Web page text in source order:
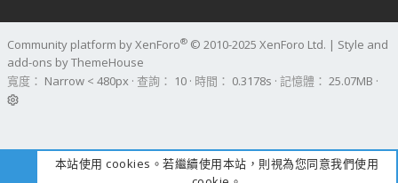
Community platform by XenForo® © 2010-2025 XenForo Ltd. | Style and
add-ons by ThemeHouse
寬度
查詢 10 時間 0.3178s 記憶體 25.07MB
本站使用 cookies。若繼續使用本站，則視為您同意我們使用